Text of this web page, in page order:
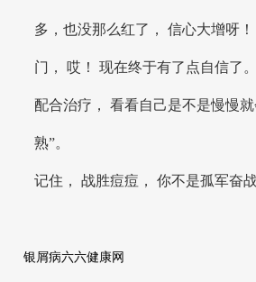
多，也没那么红了， 信心大增呀
门， 哎！ 现在终于有了点自信了
配合治疗， 看看自己是不是慢慢
熟”。
记住， 战胜痘痘， 你不是孤军奋战
银屑病六六健康网